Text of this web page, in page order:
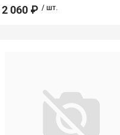
2 060 ₽ / шт.